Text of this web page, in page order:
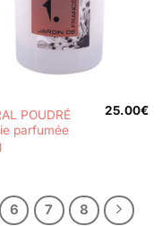
POUDRÉ
parfumée
25.00€
6 7 8